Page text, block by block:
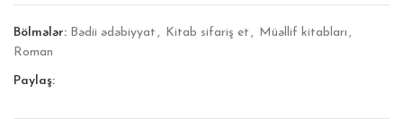
Bölmələr: Bədii ədəbiyyat , Kitab sifariş et , Müəllif kitabları ,
Roman
Paylaş: